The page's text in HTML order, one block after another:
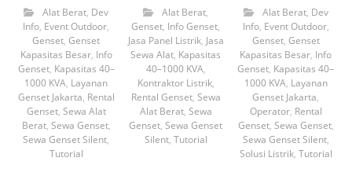
Alat Berat, Dev
Info, Event Outdoor,
Genset,Genset
Kapasitas Besar, Info
Genset, Kapasitas 40–
1000 KVA, Layanan
Genset Jakarta, Rental
Genset, Sewa Alat
Berat, Sewa Genset,
Sewa Genset Silent,
Tutorial
Alat Berat,
Genset, Info Genset,
Jasa Panel Listrik, Jasa
Sewa Alat, Kapasitas
40–1000 KVA,
Kontraktor Listrik,
Rental Genset, Sewa
Alat Berat, Sewa
Genset,Sewa Genset
Silent, Tutorial
Alat Berat, Dev
Info, Event Outdoor,
Genset, Genset
Kapasitas Besar, Info
Genset, Kapasitas 40–
1000 KVA, Layanan
Genset Jakarta,
Operator, Rental
Genset, Sewa Genset,
Sewa Genset Silent,
Solusi Listrik, Tutorial